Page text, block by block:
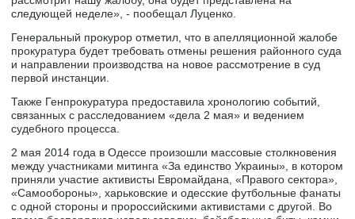
следующей неделе», - пообещал Луценко.
Генеральный прокурор отметил, что в апелляционной жалобе
прокуратура будет требовать отмены решения районного суда
и направлении производства на новое рассмотрение в суд
первой инстанции.
Также Генпрокуратура предоставила хронологию событий,
связанных с расследованием «дела 2 мая» и ведением
судебного процесса.
2 мая 2014 года в Одессе произошли массовые столкновения
между участниками митинга «За единство Украины», в котором
приняли участие активисты Евромайдана, «Правого сектора»,
«Самообороны», харьковские и одесские футбольные фанаты
с одной стороны и пророссийскими активистами с другой. Во